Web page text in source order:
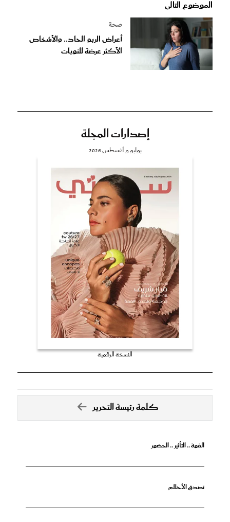
الموضوع التالى
صحة
أعراض الربو الحاد.. والأشخاص
الأكثر عرضة للنوبات
إصدارات المجلة
يوليو و أغسطس 2026
النسخة الرقمية
كلمة رئيسة التحرير
القوة .. التأثير .. الحضور
تصدق الأحلام